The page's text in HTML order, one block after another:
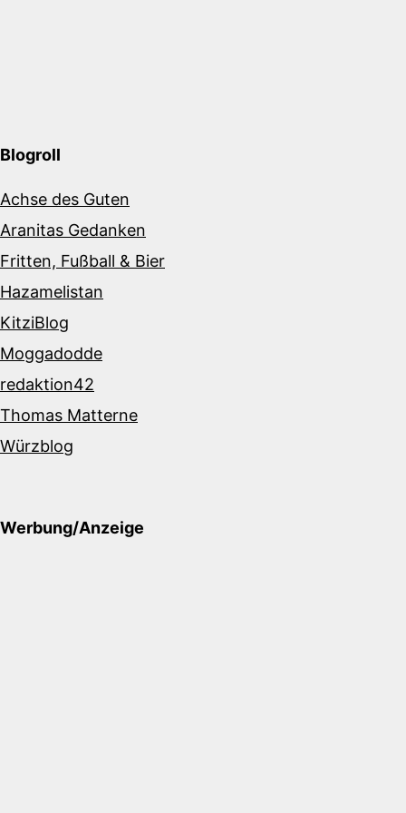
Blogroll
Achse des Guten
Aranitas Gedanken
Fritten, Fußball & Bier
Hazamelistan
KitziBlog
Moggadodde
redaktion42
Thomas Matterne
Würzblog
Werbung/Anzeige